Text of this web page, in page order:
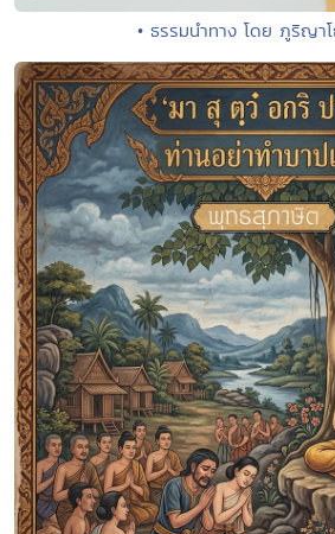
• ธรรมนำทาง โดย ภูริญา